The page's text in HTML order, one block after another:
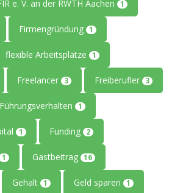
e. V. an der RWTH Aachen 1
Firmengründung 1
flexible Arbeitsplätze 1
Freelancer 3 Freiberufler 3
Führungsverhalten 1
1 Funding 2
1 Gastbeitrag 16
Gehalt 1 Geld sparen 1